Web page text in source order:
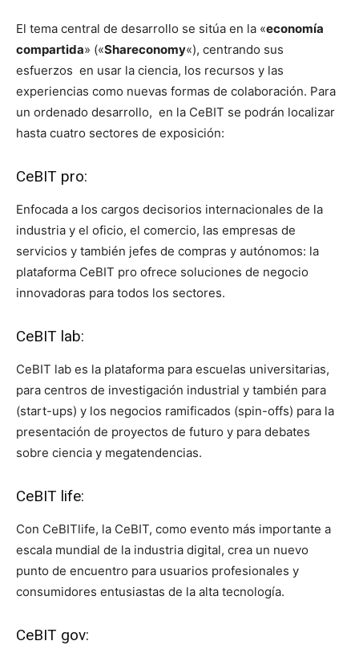
El tema central de desarrollo se sitúa en la «economía
compartida» («Shareconomy«), centrando sus
esfuerzos en usar la ciencia, los recursos y las
experiencias como nuevas formas de colaboración. Para
un ordenado desarrollo, en la CeBIT se podrán localizar
hasta cuatro sectores de exposición:
CeBIT pro:
Enfocada a los cargos decisorios internacionales de la
industria y el oficio, el comercio, las empresas de
servicios y también jefes de compras y autónomos: la
plataforma CeBIT pro ofrece soluciones de negocio
innovadoras para todos los sectores.
CeBIT lab:
CeBIT lab es la plataforma para escuelas universitarias,
para centros de investigación industrial y también para
(start-ups) y los negocios ramificados (spin-offs) para la
presentación de proyectos de futuro y para debates
sobre ciencia y megatendencias.
CeBIT life:
Con CeBITlife, la CeBIT, como evento más importante a
escala mundial de la industria digital, crea un nuevo
punto de encuentro para usuarios profesionales y
consumidores entusiastas de la alta tecnología.
CeBIT gov: